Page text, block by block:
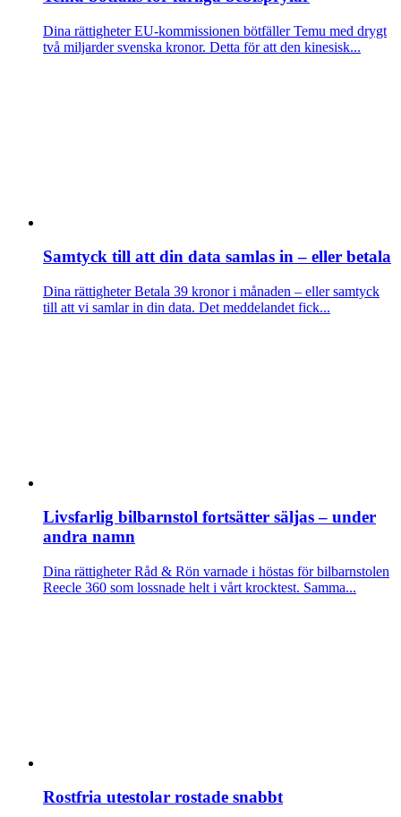
Dina rättigheterEU-kommissionen bötfäller Temu med drygt
två miljarder svenska kronor. Detta för att den kinesisk...
Samtyck till att din data samlas in – eller betala
Dina rättigheterBetala 39 kronor i månaden – eller samtyck
till att vi samlar in din data. Det meddelandet fick...
Livsfarlig bilbarnstol fortsätter säljas – under
andra namn
Dina rättigheterRåd & Rön varnade i höstas för bilbarnstolen
Reecle 360 som lossnade helt i vårt krocktest. Samma...
Rostfria utestolar rostade snabbt